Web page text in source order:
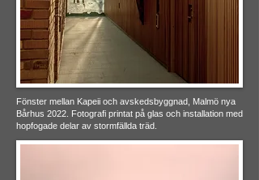
Fönster mellan Kapeii och avskedsbyggnad, Malmö nya
Bårhus 2022. Fotografi printat på glas och installation med
hopfogade delar av stormfällda träd.